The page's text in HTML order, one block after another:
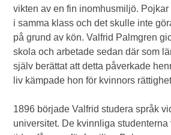
vikten av en fin inomhusmiljö.
i samma klass och det skulle inte
på grund av kön. Valfrid Palmgren
skola och arbetade sedan där som
själv berättat att detta påverkade
liv kämpade hon för kvinnors
1896 började Valfrid studera språk
universitet. De kvinnliga studenterna